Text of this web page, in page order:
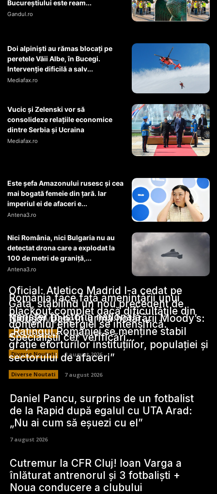
Bucureștiului este ream...
Gandul.ro
Doi alpiniști au rămas blocați pe
peretele Văii Albe, în Bucegi.
Intervenție dificilă a salv...
Mediafax.ro
Vucic și Zelenski vor să
consolideze relațiile economice
dintre Serbia și Ucraina
Mediafax.ro
Este șefa Amazonului rusesc și cea
mai bogată femeie din țară. Iar
imperiul ei de afaceri e...
Antena3.ro
Nici România, nici Bulgaria nu au
detectat drona care a explodat la
100 de metri de graniță,...
Antena3.ro
Stiri Diverse:
Oficial: Atletico Madrid l-a cedat pe
Gata, stabilind un nou precedent de
transfer în istoria națională.
Diverse Noutati 8 august 2026
România face față amenințării unui
blackout complet dacă dificultățile din
domeniul energiei se intensifică.
Specialiștii cer verificări…
Diverse Noutati 8 august 2026
Nicușor Dan, în urma hotărârii Moody’s:
„Ratingul României se menține stabil
grație eforturilor instituțiilor, populației și
sectorului de afaceri”
Diverse Noutati 7 august 2026
Daniel Pancu, surprins de un fotbalist
de la Rapid după egalul cu UTA Arad:
„Nu ai cum să eșuezi cu el”
7 august 2026
Cutremur la CFR Cluj! Ioan Varga a
înlăturat antrenorul și 3 fotbaliști +
Noua conducere a clubului